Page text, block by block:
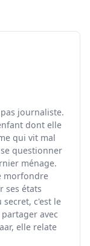
journaliste.
dont elle
qui vit mal
questionner
ménage.
morfondre
ses états
c'est le
avec
elle relate